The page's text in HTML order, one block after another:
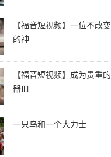
【福音短视频】一位不改变
的神
【福音短视频】成为贵重的
器皿
一只鸟和一个大力士